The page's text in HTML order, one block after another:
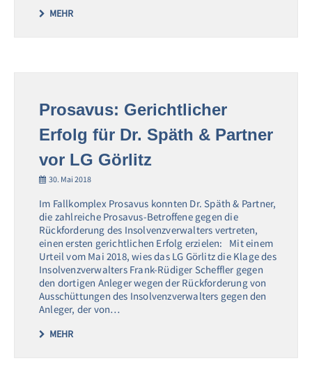
MEHR
Prosavus: Gerichtlicher
Erfolg für Dr. Späth & Partner
vor LG Görlitz
30. Mai 2018
Im Fallkomplex Prosavus konnten Dr. Späth & Partner,
die zahlreiche Prosavus-Betroffene gegen die
Rückforderung des Insolvenzverwalters vertreten,
einen ersten gerichtlichen Erfolg erzielen: Mit einem
Urteil vom Mai 2018, wies das LG Görlitz die Klage des
Insolvenzverwalters Frank-Rüdiger Scheffler gegen
den dortigen Anleger wegen der Rückforderung von
Ausschüttungen des Insolvenzverwalters gegen den
Anleger, der von…
MEHR